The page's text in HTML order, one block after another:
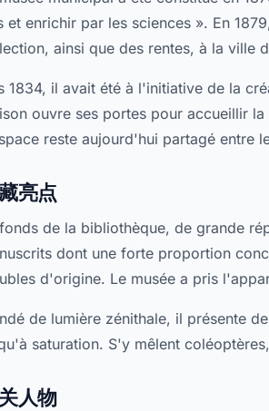
et enrichir par les sciences ». En
ainsi que des rentes, à la ville
1834, il avait été à l'initiative de la
ouvre ses portes pour accueillir
reste aujourd'hui partagé entre
亮点
de la bibliothèque, de grande
dont une forte proportion
d'origine. Le musée a pris
de lumière zénithale, il présente
saturation. S'y mêlent
人物